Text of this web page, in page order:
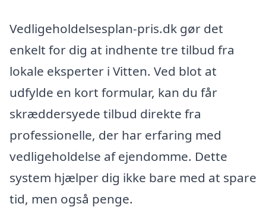
Vedligeholdelsesplan-pris.dk gør det
enkelt for dig at indhente tre tilbud fra
lokale eksperter i Vitten. Ved blot at
udfylde en kort formular, kan du får
skræddersyede tilbud direkte fra
professionelle, der har erfaring med
vedligeholdelse af ejendomme. Dette
system hjælper dig ikke bare med at spare
tid, men også penge.